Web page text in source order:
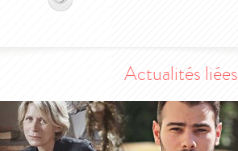
Actualités liées